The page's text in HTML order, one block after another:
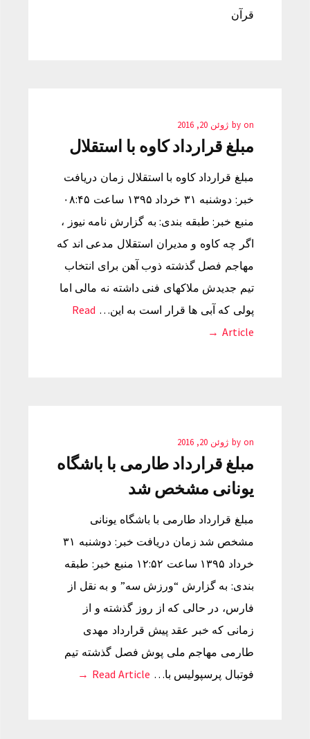
قرآن
by on ژوئن 20, 2016
مبلغ قرارداد کاوه با استقلال
مبلغ قرارداد کاوه با استقلال زمان دریافت
خبر: دوشنبه ۳۱ خرداد ۱۳۹۵ ساعت ۰۸:۴۵
منبع خبر: طبقه بندی: به گزارش نامه نیوز ،
اگر چه کاوه و مدیران استقلال مدعی اند که
مهاجم فصل گذشته ذوب آهن برای انتخاب
تیم جدیدش ملاکهای فنی داشته نه مالی اما
پولی که آبی ها قرار است به این… Read
Article →
by on ژوئن 20, 2016
مبلغ قرارداد طارمی با باشگاه
یونانی مشخص شد
مبلغ قرارداد طارمی با باشگاه یونانی
مشخص شد زمان دریافت خبر: دوشنبه ۳۱
خرداد ۱۳۹۵ ساعت ۱۲:۵۲ منبع خبر: طبقه
بندی: به گزارش “ورزش سه” و به نقل از
فارس، در حالی که از روز گذشته و از
زمانی که خبر عقد پیش قرارداد مهدی
طارمی مهاجم ملی پوش فصل گذشته تیم
فوتبال پرسپولیس با… Read Article →